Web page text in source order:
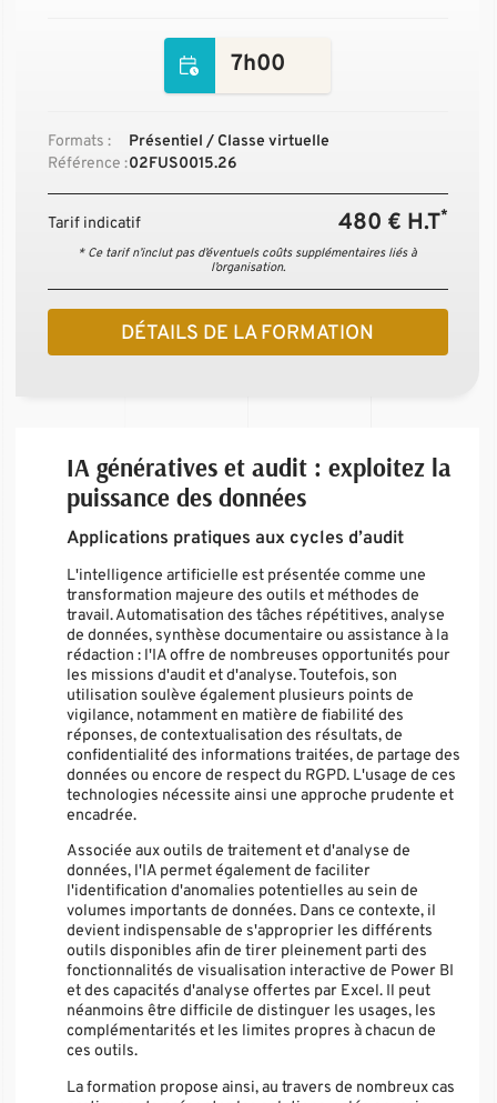
7h00
Formats :
Présentiel / Classe virtuelle
Référence :02FUS0015.26
Tarif indicatif 480 € H.T*
* Ce tarif n’inclut pas d’éventuels coûts supplémentaires liés à
l’organisation.
DÉTAILS DE LA FORMATION
IA génératives et audit : exploitez la
puissance des données
Applications pratiques aux cycles d’audit
L'intelligence artificielle est présentée comme une
transformation majeure des outils et méthodes de
travail. Automatisation des tâches répétitives, analyse
de données, synthèse documentaire ou assistance à la
rédaction : l'IA offre de nombreuses opportunités pour
les missions d'audit et d'analyse. Toutefois, son
utilisation soulève également plusieurs points de
vigilance, notamment en matière de fiabilité des
réponses, de contextualisation des résultats, de
confidentialité des informations traitées, de partage des
données ou encore de respect du RGPD. L'usage de ces
technologies nécessite ainsi une approche prudente et
encadrée.
Associée aux outils de traitement et d'analyse de
données, l'IA permet également de faciliter
l'identification d'anomalies potentielles au sein de
volumes importants de données. Dans ce contexte, il
devient indispensable de s'approprier les différents
outils disponibles afin de tirer pleinement parti des
fonctionnalités de visualisation interactive de Power BI
et des capacités d'analyse offertes par Excel. Il peut
néanmoins être difficile de distinguer les usages, les
complémentarités et les limites propres à chacun de
ces outils.
La formation propose ainsi, au travers de nombreux cas